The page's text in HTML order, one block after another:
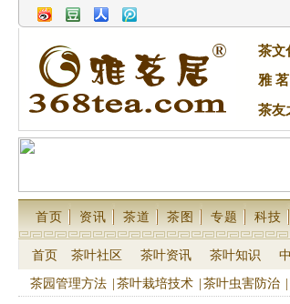
茶文
雅
茶友
首页 资讯 茶道 茶图 专题 科技
首页 茶叶社区 茶叶资讯 茶叶知识
茶园管理方法 茶叶栽培技术 茶叶虫害防治